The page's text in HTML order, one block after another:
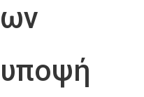
ων
υποψή